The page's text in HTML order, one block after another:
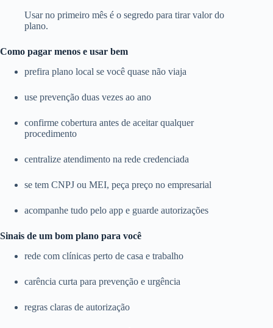
Usar no primeiro mês é o segredo para tirar valor do
plano.
Como pagar menos e usar bem
prefira plano local se você quase não viaja
use prevenção duas vezes ao ano
confirme cobertura antes de aceitar qualquer
procedimento
centralize atendimento na rede credenciada
se tem CNPJ ou MEI, peça preço no empresarial
acompanhe tudo pelo app e guarde autorizações
Sinais de um bom plano para você
rede com clínicas perto de casa e trabalho
carência curta para prevenção e urgência
regras claras de autorização